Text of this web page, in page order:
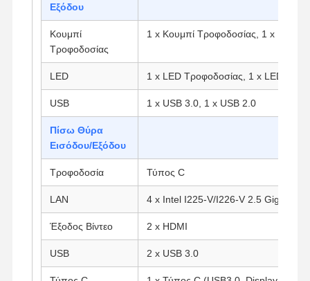
Αρχική
Σελίδα
Προϊόντα
Σχετικά Με
Εμάς
Γύρος
Εξόδου
Κουμπί
Τροφοδοσίας
1 x Κουμπί Τροφοδοσίας, 1 x
LED 1 x LED Τροφοδοσίας, 1 x LED HDD
USB 1 x USB 3.0, 1 x USB 2.0
Πίσω Θύρα
Εισόδου/Εξόδου
Τροφοδοσία Τύπος C
LAN 4 x Intel I225-V/I226-V 2.5 Gigabit
Έξοδος Βίντεο 2 x HDMI
USB 2 x USB 3.0